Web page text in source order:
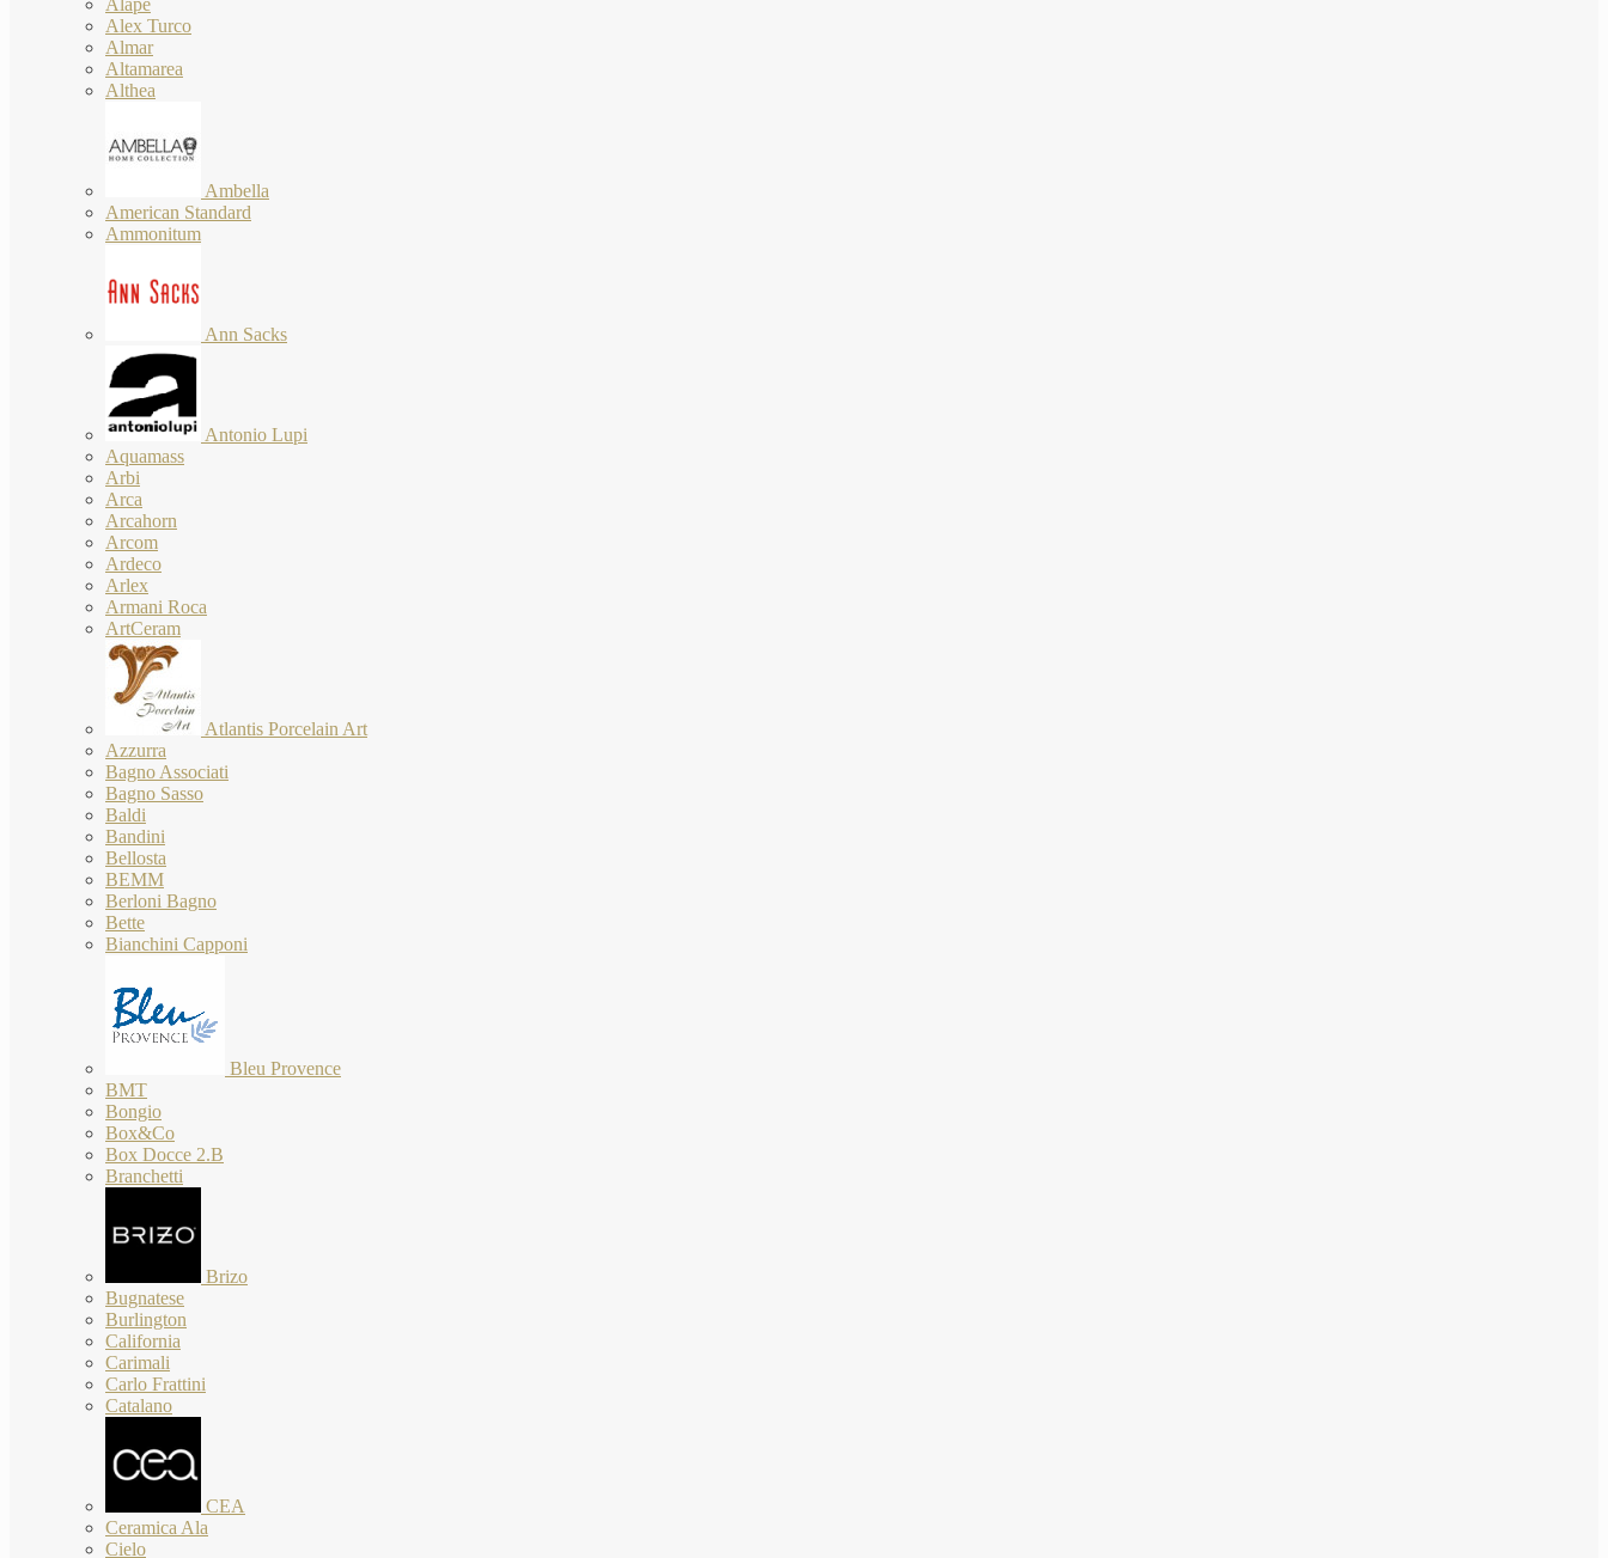
Alape
Alex Turco
Almar
Altamarea
Althea
Ambella
American Standard
Ammonitum
Ann Sacks
Antonio Lupi
Aquamass
Arbi
Arca
Arcahorn
Arcom
Ardeco
Arlex
Armani Roca
ArtCeram
Atlantis Porcelain Art
Azzurra
Bagno Associati
Bagno Sasso
Baldi
Bandini
Bellosta
BEMM
Berloni Bagno
Bette
Bianchini Capponi
Bleu Provence
BMT
Bongio
Box&Co
Box Docce 2.B
Branchetti
Brizo
Bugnatese
Burlington
California
Carimali
Carlo Frattini
Catalano
CEA
Ceramica Ala
Cielo